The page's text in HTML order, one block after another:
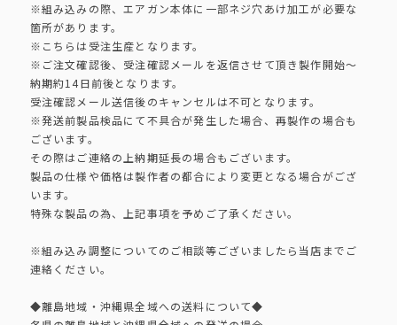
※組み込みの際、エアガン本体に一部ネジ穴あけ加工が必要な
箇所があります。
※こちらは受注生産となります。
※ご注文確認後、受注確認メールを返信させて頂き製作開始～
納期約14日前後となります。
受注確認メール送信後のキャンセルは不可となります。
※発送前製品検品にて不具合が発生した場合、再製作の場合も
ございます。
その際はご連絡の上納期延長の場合もございます。
製品の仕様や価格は製作者の都合により変更となる場合がござ
います。
特殊な製品の為、上記事項を予めご了承ください。
※組み込み調整についてのご相談等ございましたら当店までご
連絡ください。
◆離島地域・沖縄県全域への送料について◆